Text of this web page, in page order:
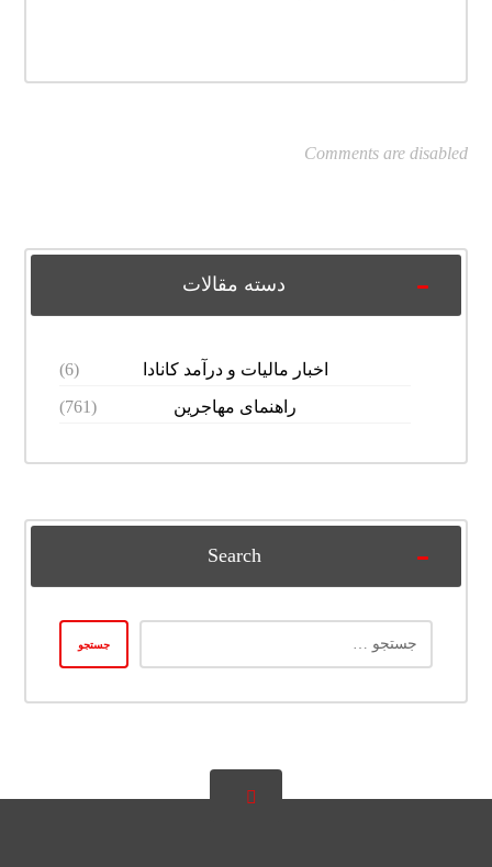
Comments are disabled
دسته مقالات
اخبار مالیات و درآمد کانادا
(6)
راهنمای مهاجرین
(761)
Search